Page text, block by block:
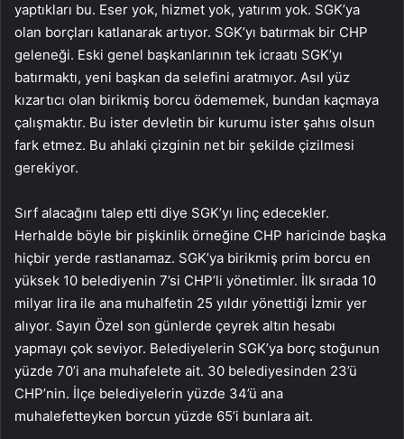
yaptıkları bu. Eser yok, hizmet yok, yatırım yok. SGK’ya
olan borçları katlanarak artıyor. SGK’yı batırmak bir CHP
geleneği. Eski genel başkanlarının tek icraatı SGK’yı
batırmaktı, yeni başkan da selefini aratmıyor. Asıl yüz
kızartıcı olan birikmiş borcu ödememek, bundan kaçmaya
çalışmaktır. Bu ister devletin bir kurumu ister şahıs olsun
fark etmez. Bu ahlaki çizginin net bir şekilde çizilmesi
gerekiyor.
Sırf alacağını talep etti diye SGK’yı linç edecekler.
Herhalde böyle bir pişkinlik örneğine CHP haricinde başka
hiçbir yerde rastlanamaz. SGK’ya birikmiş prim borcu en
yüksek 10 belediyenin 7’si CHP’li yönetimler. İlk sırada 10
milyar lira ile ana muhalfetin 25 yıldır yönettiği İzmir yer
alıyor. Sayın Özel son günlerde çeyrek altın hesabı
yapmayı çok seviyor. Belediyelerin SGK’ya borç stoğunun
yüzde 70’i ana muhafelete ait. 30 belediyesinden 23’ü
CHP’nin. İlçe belediyelerin yüzde 34’ü ana
muhalefetteyken borcun yüzde 65’i bunlara ait.